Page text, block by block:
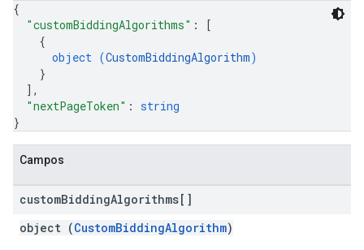
{
"customBiddingAlgorithms" :
[
{
object (CustomBiddingAlgorithm)
}
] ,
"nextPageToken" : string
}
Campos
customBiddingAlgorithms[]
object (CustomBiddingAlgorithm)